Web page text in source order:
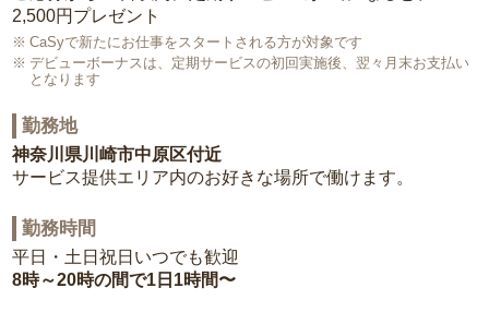
2,500円プレゼント
CaSyで新たにお仕事をスタートされる方が対象です
デビューボーナスは、定期サービスの初回実施後、翌々月末お支払い
となります
勤務地
神奈川県川崎市中原区付近
サービス提供エリア内のお好きな場所で働けます。
勤務時間
平日・土日祝日いつでも歓迎
8時～20時の間で1日1時間〜